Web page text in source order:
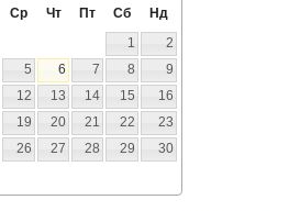
Ср Чт Пт Сб
Нд
1
2
5 6 7 8
9
12 13 14 15
16
19 20 21 22
23
26 27 28 29
30